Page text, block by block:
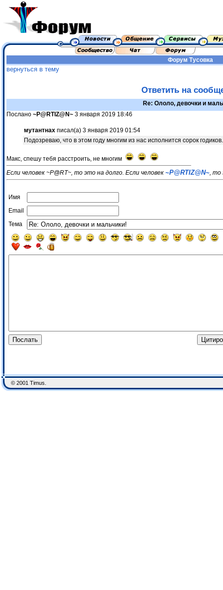
Форум Тусовка
вернуться в тему
Ответить на
Re: Ололо, девочки и
Послано ~P@RTIZ@N~ 3 января 2019 18:46
мутантнах писал(а) 3 января 2019 01:54
Подозреваю, что в этом году многим из нас исполнится сорок
Макс, спешу тебя расстроить, не многим
Если человек ~P@RT~, то это на долго. Если человек ~P@RTIZ@N~, то
Имя
Email
Тема
© 2001 Timus.